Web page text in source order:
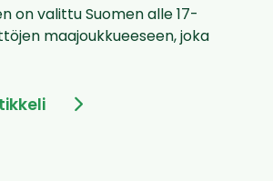
on valittu Suomen alle 17-
maajoukkueeseen, joka